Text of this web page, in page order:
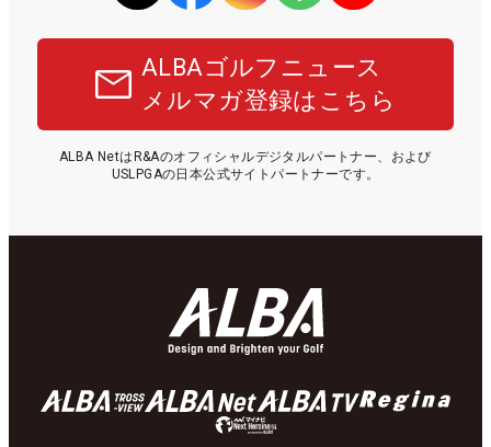
ALBAゴルフニュース
メルマガ登録はこちら
ALBA NetはR&Aのオフィシャルデジタルパートナー、および
USLPGAの日本公式サイトパートナーです。